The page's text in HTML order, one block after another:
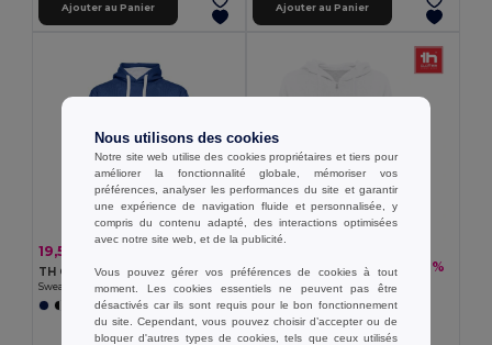
Ajouter au Panier Ajouter au Panier
19,55 €
TH Clothes 30189
Sweat-shirt unisexe
+3 Couleurs
18,21 € 29,06 € -37%
TH Clothes 30257
Sweat à capuche pour femme
Nous utilisons des cookies
Notre site web utilise des cookies propriétaires et tiers pour
améliorer la fonctionnalité globale, mémoriser vos
préférences, analyser les performances du site et garantir
une expérience de navigation fluide et personnalisée, y
compris du contenu adapté, des interactions optimisées
avec notre site web, et de la publicité.
Vous pouvez gérer vos préférences de cookies à tout
moment. Les cookies essentiels ne peuvent pas être
désactivés car ils sont requis pour le bon fonctionnement
du site. Cependant, vous pouvez choisir d’accepter ou de
bloquer d'autres types de cookies, tels que ceux utilisés